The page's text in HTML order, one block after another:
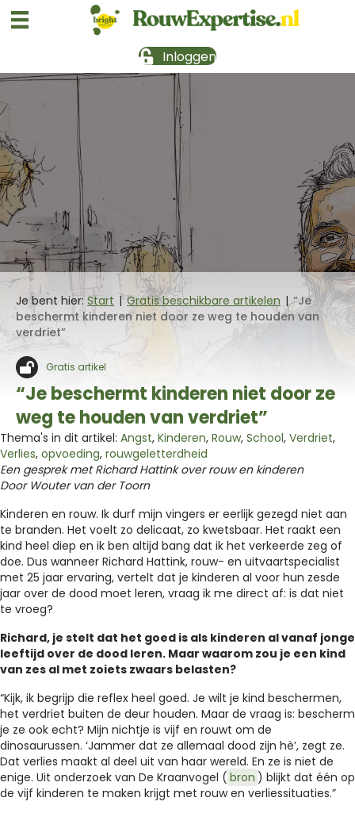
Inloggen
Je bent hier: Start |Gratis beschikbare artikelen |“Je
beschermt kinderen niet door ze weg te houden van
verdriet”
Gratis artikel
“Je beschermt kinderen niet door ze
weg te houden van verdriet”
Thema's in dit artikel: Angst, Kinderen, Rouw, School, Verdriet,
Verlies, opvoeding, rouwgeletterdheid
Een gesprek met Richard Hattink over rouw en kinderen
Door Wouter van der Toorn
Kinderen en rouw. Ik durf mijn vingers er eerlijk gezegd niet aan
te branden. Het voelt zo delicaat, zo kwetsbaar. Het raakt een
kind heel diep en ik ben altijd bang dat ik het verkeerde zeg of
doe. Dus wanneer Richard Hattink, rouw- en uitvaartspecialist
met 25 jaar ervaring, vertelt dat je kinderen al voor hun zesde
jaar over de dood moet leren, vraag ik me direct af: is dat niet
te vroeg?
Richard, je stelt dat het goed is als kinderen al vanaf jonge
leeftijd over de dood leren. Maar waarom zou je een kind
van zes al met zoiets zwaars belasten?
“Kijk, ik begrijp die reflex heel goed. Je wilt je kind beschermen,
het verdriet buiten de deur houden. Maar de vraag is: bescherm
je ze ook echt? Mijn nichtje is vijf en rouwt om de
dinosaurussen. ‘Jammer dat ze allemaal dood zijn hè’, zegt ze.
Dat verlies maakt al deel uit van haar wereld. En ze is niet de
enige. Uit onderzoek van De Kraanvogel ( bron ) blijkt dat één op
de vijf kinderen te maken krijgt met rouw en verliessituaties.”